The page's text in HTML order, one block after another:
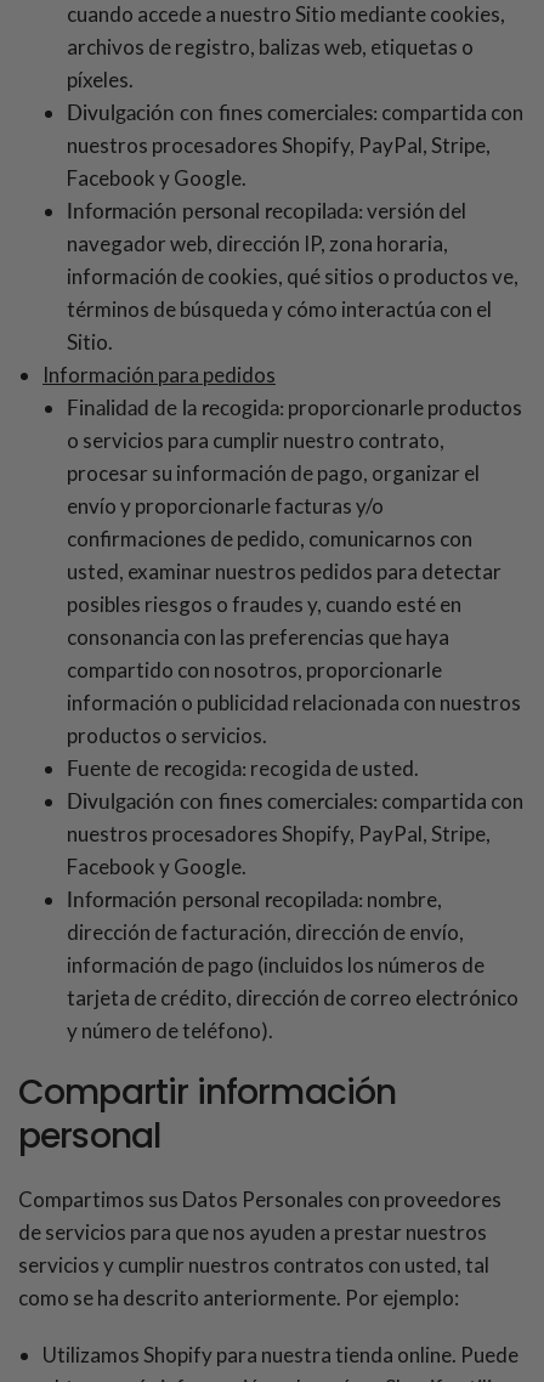
cuando accede a nuestro Sitio mediante cookies,
archivos de registro, balizas web, etiquetas o
píxeles.
Divulgación con fines comerciales: compartida con
nuestros procesadores Shopify, PayPal, Stripe,
Facebook y Google.
Información personal recopilada:versión del
navegador web, dirección IP, zona horaria,
información de cookies, qué sitios o productos ve,
términos de búsqueda y cómo interactúa con el
Sitio.
Información para pedidos
Finalidad de la recogida: proporcionarle productos
o servicios para cumplir nuestro contrato,
procesar su información de pago, organizar el
envío y proporcionarle facturas y/o
confirmaciones de pedido, comunicarnos con
usted, examinar nuestros pedidos para detectar
posibles riesgos o fraudes y, cuando esté en
consonancia con las preferencias que haya
compartido con nosotros, proporcionarle
información o publicidad relacionada con nuestros
productos o servicios.
Fuente de recogida: recogida de usted.
Divulgación con fines comerciales: compartida con
nuestros procesadores Shopify, PayPal, Stripe,
Facebook y Google.
Información personal recopilada: nombre,
dirección de facturación, dirección de envío,
información de pago (incluidos los números de
tarjeta de crédito, dirección de correo electrónico
y número de teléfono).
Compartir información
personal
Compartimos sus Datos Personales con proveedores
de servicios para que nos ayuden a prestar nuestros
servicios y cumplir nuestros contratos con usted, tal
como se ha descrito anteriormente. Por ejemplo:
Utilizamos Shopify para nuestra tienda online. Puede